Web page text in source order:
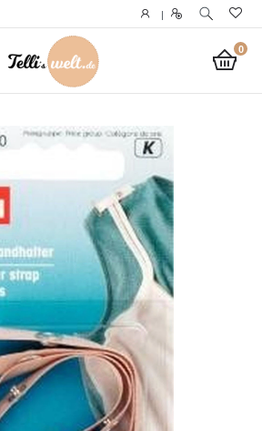
|
0